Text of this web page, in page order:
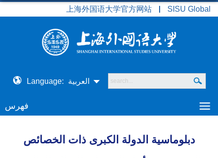
上海外国语大学官方网站 SISU Global
Language: العربية
فهرس
دبلوماسية الدولة الكبرى ذات الخصائص